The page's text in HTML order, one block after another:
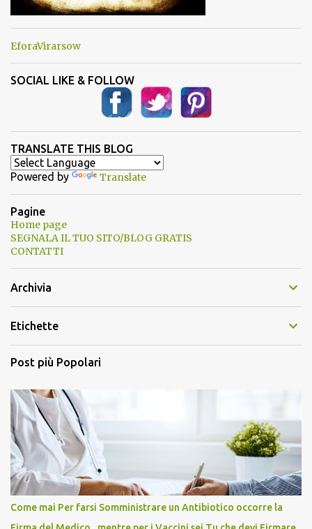
EforaVirarsow
SOCIAL LIKE & FOLLOW
TRANSLATE THIS BLOG
Powered by Translate
Pagine
Home page
SEGNALA IL TUO SITO/BLOG GRATIS
CONTATTI
Archivia
Etichette
Post più Popolari
Come mai Per farsi Somministrare un Antibiotico occorre la